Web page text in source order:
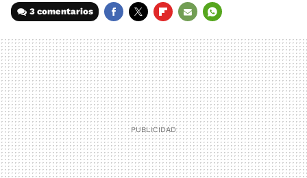
3 comentarios
MAIL